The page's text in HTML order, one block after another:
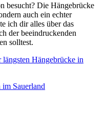
besucht? Die Hängebrücke
auch ein echter
ich dir alles über das
der beeindruckenden
solltest.
Hängebrücke in